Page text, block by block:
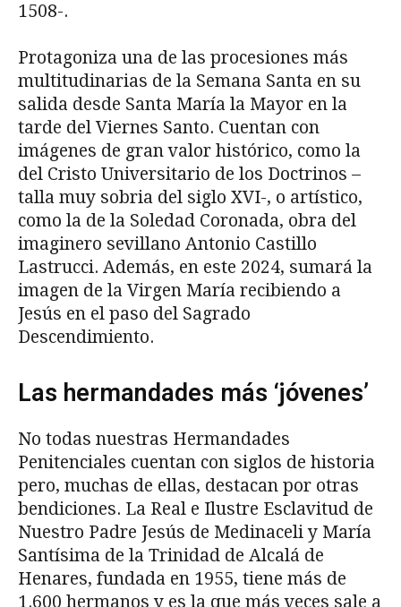
1508-.
Protagoniza una de las procesiones más
multitudinarias de la Semana Santa en su
salida desde Santa María la Mayor en la
tarde del Viernes Santo. Cuentan con
imágenes de gran valor histórico, como la
del Cristo Universitario de los Doctrinos –
talla muy sobria del siglo XVI-, o artístico,
como la de la Soledad Coronada, obra del
imaginero sevillano Antonio Castillo
Lastrucci. Además, en este 2024, sumará la
imagen de la Virgen María recibiendo a
Jesús en el paso del Sagrado
Descendimiento.
Las hermandades más ‘jóvenes’
No todas nuestras Hermandades
Penitenciales cuentan con siglos de historia
pero, muchas de ellas, destacan por otras
bendiciones. La Real e Ilustre Esclavitud de
Nuestro Padre Jesús de Medinaceli y María
Santísima de la Trinidad de Alcalá de
Henares, fundada en 1955, tiene más de
1.600 hermanos y es la que más veces sale a